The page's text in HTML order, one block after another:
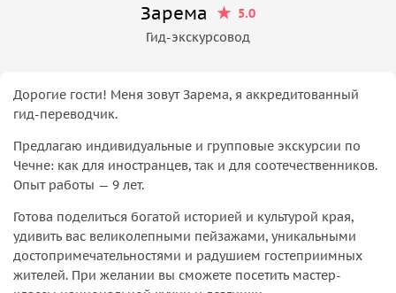
Зарема
5.0
Гид-экскурсовод
Дорогие гости! Меня зовут Зарема, я аккредитованный
гид-переводчик.
Предлагаю индивидуальные и групповые экскурсии по
Чечне: как для иностранцев, так и для соотечественников.
Опыт работы — 9 лет.
Готова поделиться богатой историей и культурой края,
удивить вас великолепными пейзажами, уникальными
достопримечательностями и радушием гостеприимных
жителей. При желании вы сможете посетить мастер-